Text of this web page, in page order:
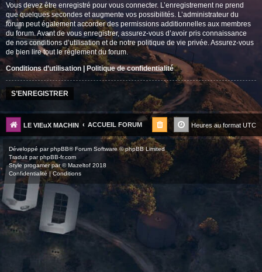
Vous devez être enregistré pour vous connecter. L’enregistrement ne prend
que quelques secondes et augmente vos possibilités. L’administrateur du
forum peut également accorder des permissions additionnelles aux membres
du forum. Avant de vous enregistrer, assurez-vous d’avoir pris connaissance
de nos conditions d’utilisation et de notre politique de vie privée. Assurez-vous
de bien lire tout le règlement du forum.
Conditions d’utilisation | Politique de confidentialité
S’ENREGISTRER
LE VIEuX MACHIN ACCUEIL FORUM Heures au format UTC
Développé parphpBB® Forum Software © phpBB Limited
Traduit parphpBB-fr.com
Style progamerpar ©Mazeltof 2018
Confidentialité |Conditions